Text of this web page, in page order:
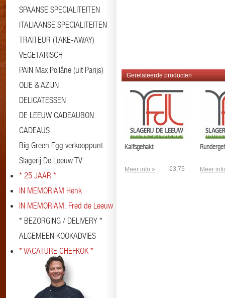
SPAANSE SPECIALITEITEN
ITALIAANSE SPECIALITEITEN
TRAITEUR (TAKE-AWAY)
VEGETARISCH
PAIN Max Poilâne (uit Parijs)
OLIE & AZIJN
DELICATESSEN
DE LEEUW CADEAUBON
CADEAUS
Big Green Egg verkooppunt
Slagerij De Leeuw TV
* 25 JAAR *
IN MEMORIAM Henk
IN MEMORIAM: Fred de Leeuw
* BEZORGING / DELIVERY *
ALGEMEEN KOOKADVIES
* VACATURE CHEFKOK *
Gerelateerde producten
Kalfsgehakt
Meer info » €3,75 Meer